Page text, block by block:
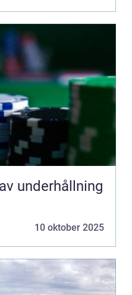
underhållning
10 oktober 2025